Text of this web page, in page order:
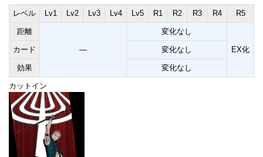
レベル Lv1 Lv2 Lv3 Lv4 Lv5 R1 R2 R3 R4 R5
距離
―
変化なし
EX化
カード 変化なし
効果 変化なし
カットイン